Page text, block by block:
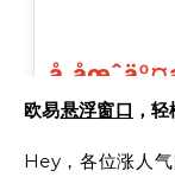
欧易悬浮窗口 ，
Hey，各位涨人